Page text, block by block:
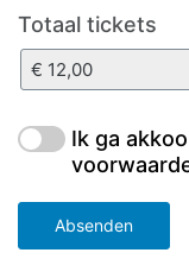
Totaal tickets
Ik ga
Absenden